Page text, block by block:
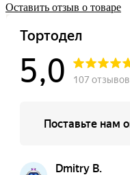
Оставить отзыв о товаре